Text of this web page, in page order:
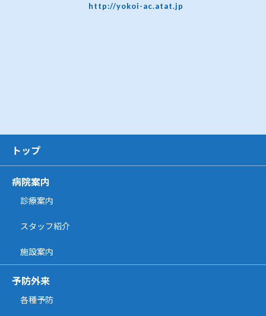
http://yokoi-ac.atat.jp
トップ
病院案内
診療案内
スタッフ紹介
施設案内
予防外来
各種予防